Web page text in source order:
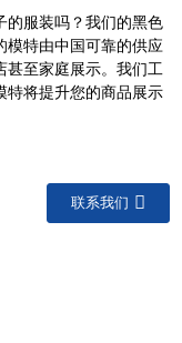
的服装吗？我们的黑色
模特由中国可靠的供应
甚至家庭展示。我们工
特将提升您的商品展示
联系我们